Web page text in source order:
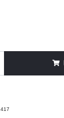
417